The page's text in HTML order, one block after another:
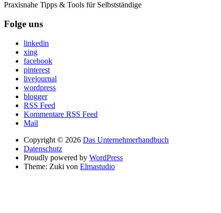
Praxisnahe Tipps & Tools für Selbstständige
Folge uns
linkedin
xing
facebook
pinterest
livejournal
wordpress
blogger
RSS Feed
Kommentare RSS Feed
Mail
Copyright © 2026 Das Unternehmerhandbuch
Datenschutz
Proudly powered by WordPress
Theme: Zuki von Elmastudio